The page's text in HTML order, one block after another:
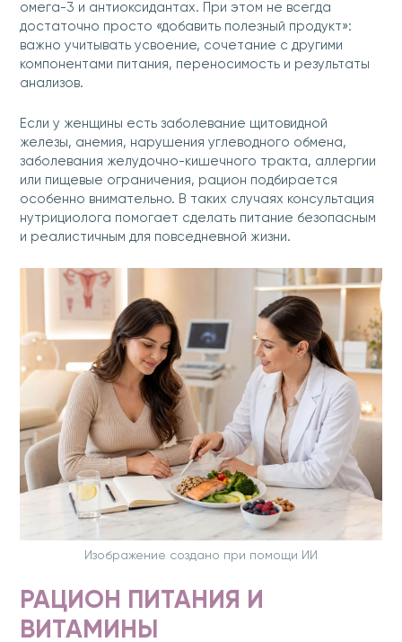
омега-3 и антиоксидантах. При этом не всегда
достаточно просто «добавить полезный продукт»:
важно учитывать усвоение, сочетание с другими
компонентами питания, переносимость и результаты
анализов.
Если у женщины есть заболевание щитовидной
железы, анемия, нарушения углеводного обмена,
заболевания желудочно-кишечного тракта, аллергии
или пищевые ограничения, рацион подбирается
особенно внимательно. В таких случаях консультация
нутрициолога помогает сделать питание безопасным
и реалистичным для повседневной жизни.
Изображение создано при помощи ИИ
РАЦИОН ПИТАНИЯ И
ВИТАМИНЫ